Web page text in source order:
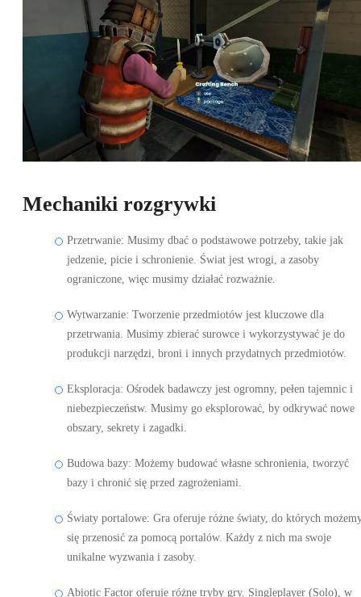
Mechaniki rozgrywki
Przetrwanie: Musimy dbać o podstawowe potrzeby, takie jak
jedzenie, picie i schronienie. Świat jest wrogi, a zasoby
ograniczone, więc musimy działać rozważnie.
Wytwarzanie: Tworzenie przedmiotów jest kluczowe dla
przetrwania. Musimy zbierać surowce i wykorzystywać je do
produkcji narzędzi, broni i innych przydatnych przedmiotów.
Eksploracja: Ośrodek badawczy jest ogromny, pełen tajemnic i
niebezpieczeństw. Musimy go eksplorować, by odkrywać nowe
obszary, sekrety i zagadki.
Budowa bazy: Możemy budować własne schronienia, tworzyć
bazy i chronić się przed zagrożeniami.
Światy portalowe: Gra oferuje różne światy, do których
się przenosić za pomocą portalów. Każdy z nich ma swoje
unikalne wyzwania i zasoby.
Abiotic Factor oferuje różne tryby gry. Singleplayer (Solo), w